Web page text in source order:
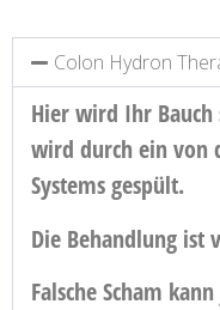
Colon Hydron
Hier wird Ihr
wird durch ein von
Systems gespült.
Die Behandlung ist
Falsche Scham